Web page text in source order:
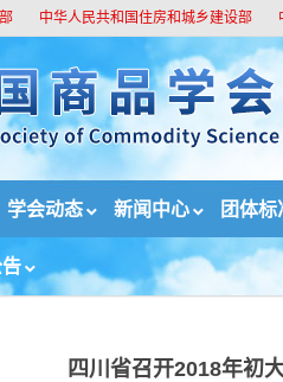
中华人民共和国住房和城乡建设部
学会动态 新闻中心 团体标
新闻 四川省召开2018年初大气污
四川省召开2018年初